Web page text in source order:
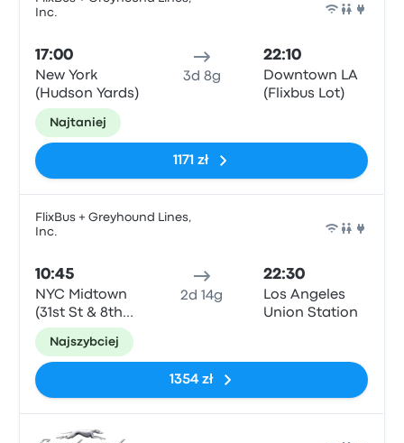
Inc.
17:00
New York
(Hudson Yards)
3d 8g
22:10
Downtown LA
(Flixbus Lot)
Najtaniej
1171 zł
FlixBus + Greyhound Lines,
Inc.
10:45
NYC Midtown
(31st St & 8th
Ave)
2d 14g
22:30
Los Angeles
Union Station
Najszybciej
1354 zł